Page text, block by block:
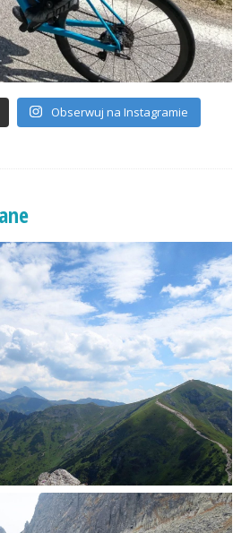
Obserwuj na Instagramie